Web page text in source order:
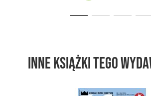
Inne książki tego